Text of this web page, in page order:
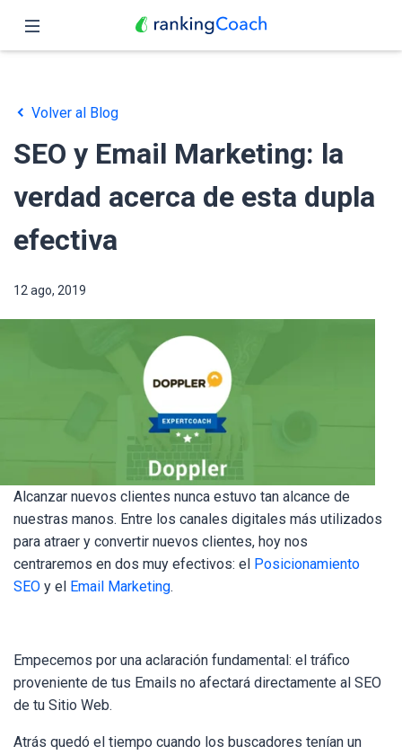
Funciones
Precio
Revendedores
Blog
Volver al Blog
SEO y Email Marketing: la
verdad acerca de esta dupla
efectiva
12 ago, 2019
Alcanzar nuevos clientes nunca estuvo tan alcance de
nuestras manos. Entre los canales digitales más utilizados
para atraer y convertir nuevos clientes, hoy nos
centraremos en dos muy efectivos: el Posicionamiento
SEO y el Email Marketing.
Empecemos por una aclaración fundamental: el tráfico
proveniente de tus Emails no afectará directamente al SEO
de tu Sitio Web.
Atrás quedó el tiempo cuando los buscadores tenían un